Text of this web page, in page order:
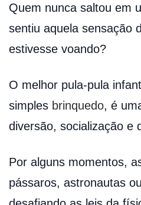
Quem nunca saltou em
sentiu aquela sensação
estivesse voando?
O melhor pula-pula
simples brinquedo, é
diversão, socialização e
Por alguns momentos,
pássaros, astronautas